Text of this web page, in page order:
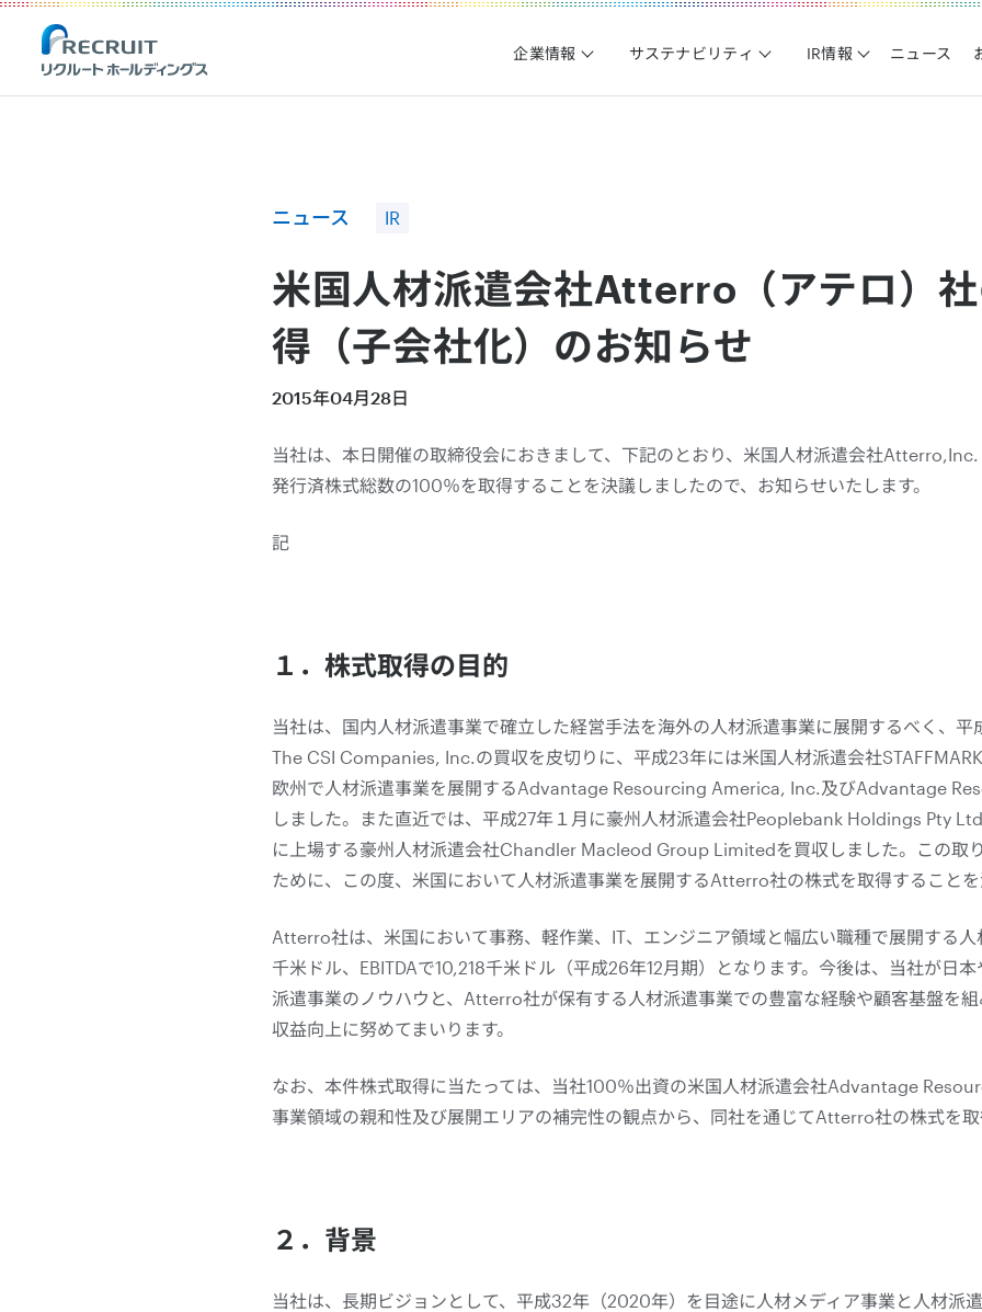
Recruit Holdings
企業情報 サステナビリティ IR情報 ニュース
ニュース IR
米国人材派遣会社Atterro（アテロ）
得（子会社化）のお知らせ
2015年04月28日
当社は、本日開催の取締役会におきまして、下記のとおり、米国人材派遣会社
発行済株式総数の100％を取得することを決議しましたので、お知らせいたします。
記
１．株式取得の目的
当社は、国内人材派遣事業で確立した経営手法を海外の人材派遣事業に展開するべく、
The CSI Companies, Inc.の買収を皮切りに、平成23年には米国人材派遣会社
欧州で人材派遣事業を展開するAdvantage Resourcing America, Inc.及びAdvantage
しました。また直近では、平成27年１月に豪州人材派遣会社Peoplebank Holdings Pty
に上場する豪州人材派遣会社Chandler Macleod Group Limitedを買収しました。この取
ために、この度、米国において人材派遣事業を展開するAtterro社の株式を取得することを
Atterro社は、米国において事務、軽作業、IT、エンジニア領域と幅広い職種で展開する
千米ドル、EBITDAで10,218千米ドル（平成26年12月期）となります。今後は、当社が日
派遣事業のノウハウと、Atterro社が保有する人材派遣事業での豊富な経験や顧客基盤を
収益向上に努めてまいります。
なお、本件株式取得に当たっては、当社100％出資の米国人材派遣会社Advantage
事業領域の親和性及び展開エリアの補完性の観点から、同社を通じてAtterro社の株式を取
２．背景
当社は、長期ビジョンとして、平成32年（2020年）を目途に人材メディア事業と人材派